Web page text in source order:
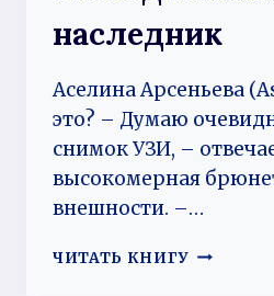
наследник
Аселина Арсеньева
это? – Думаю
снимок УЗИ, –
высокомерная
внешности. –…
ЧИТАТЬ КНИГУ РАЗВОД.